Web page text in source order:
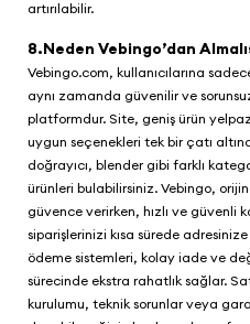
artırılabilir.
8.Neden Vebingo’dan
Vebingo.com, kullanıcılarına
aynı zamanda güvenilir ve
platformdur. Site, geniş ürün
uygun seçenekleri tek bir çatı
doğrayıcı, blender gibi farklı
ürünleri bulabilirsiniz. Vebingo,
güvence verirken, hızlı ve güvenli
siparişlerinizi kısa sürede adresinize
ödeme sistemleri, kolay iade ve
sürecinde ekstra rahatlık sağlar.
kurulumu, teknik sorunlar veya